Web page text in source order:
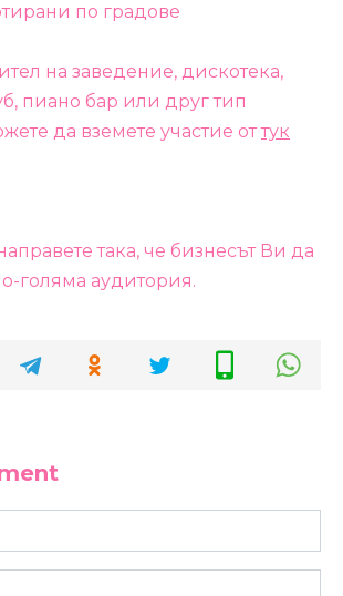
по градове
на заведение, дискотека,
пиано бар или друг тип
да вземете участие оттук
така, че бизнесът Ви да
голяма аудитория.